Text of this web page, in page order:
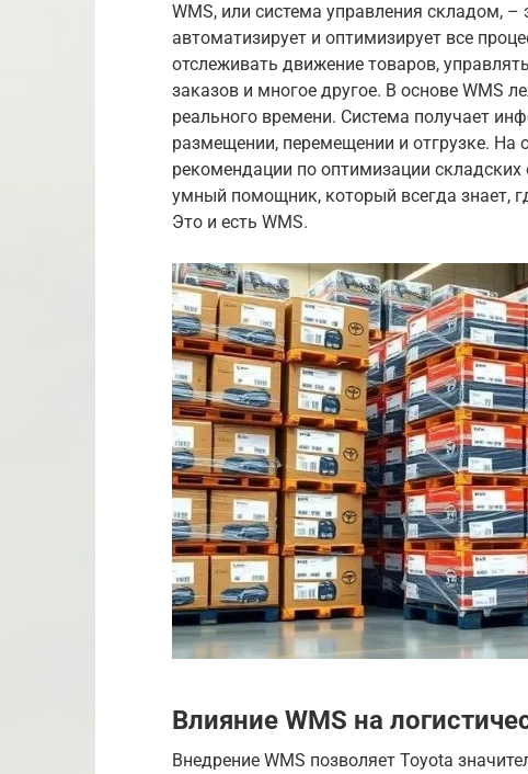
WMS, или система управления складом,
автоматизирует и оптимизирует все
отслеживать движение товаров,
заказов и многое другое. В основе WMS
реального времени. Система получает
размещении, перемещении и отгрузке. На
рекомендации по оптимизации складских
умный помощник, который всегда знает,
Это и есть WMS.
Влияние WMS на
Внедрение WMS позволяет Toyota